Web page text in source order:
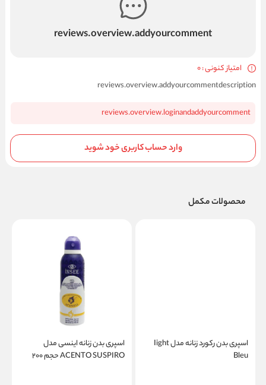
reviews.overview.addyourcomment
امتیاز کنونی : 0
reviews.overview.addyourcommentdescription
reviews.overview.loginandaddyourcomment
وارد حساب کاربری خود شوید
محصولات مکمل
اسپری بدن رکورد زنانه مدل Iight
Bleu
اسپری بدن زنانه اینسی مدل
ACENTO SUSPIRO حجم ۲۰۰